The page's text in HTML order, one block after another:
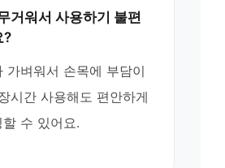
거워서 사용하기 불편
?
가벼워서 손목에 부담이
시간 사용해도 편안하게
수 있어요.